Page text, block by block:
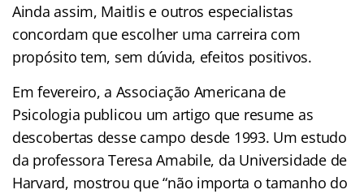
Ainda assim, Maitlis e outros especialistas
concordam que escolher uma carreira com
propósito tem, sem dúvida, efeitos positivos.
Em fevereiro, a Associação Americana de
Psicologia publicou um artigo que resume as
descobertas desse campo desde 1993. Um estudo
da professora Teresa Amabile, da Universidade de
Harvard, mostrou que “não importa o tamanho do